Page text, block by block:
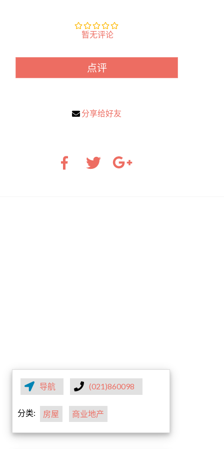
暂无评论
点评
分享给好友
导航 (021)860098
分类: 房屋 商业地产